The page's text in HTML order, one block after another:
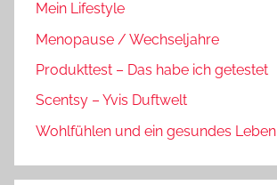
Mein Lifestyle
Menopause / Wechseljahre
Produkttest – Das habe ich getestet
Scentsy – Yvis Duftwelt
Wohlfühlen und ein gesundes Leben